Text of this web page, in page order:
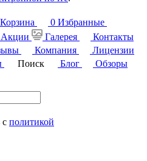
Корзина 0 Избранные
Акции Галерея
Контакты
Компания
Лицензии
Поиск Блог
Обзоры
с политикой